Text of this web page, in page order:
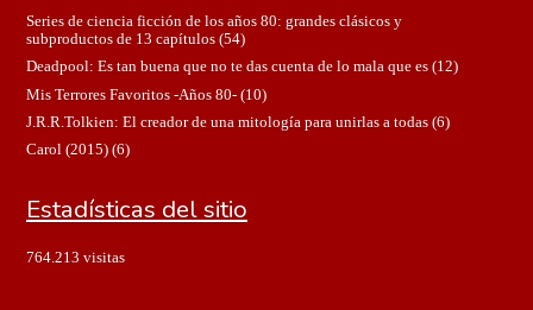
Series de ciencia ficción de los años 80: grandes clásicos y
subproductos de 13 capítulos(54)
Deadpool: Es tan buena que no te das cuenta de lo mala que es(12)
Mis Terrores Favoritos -Años 80-(10)
J.R.R.Tolkien: El creador de una mitología para unirlas a todas(6)
Carol (2015)(6)
Estadísticas del sitio
764.213 visitas